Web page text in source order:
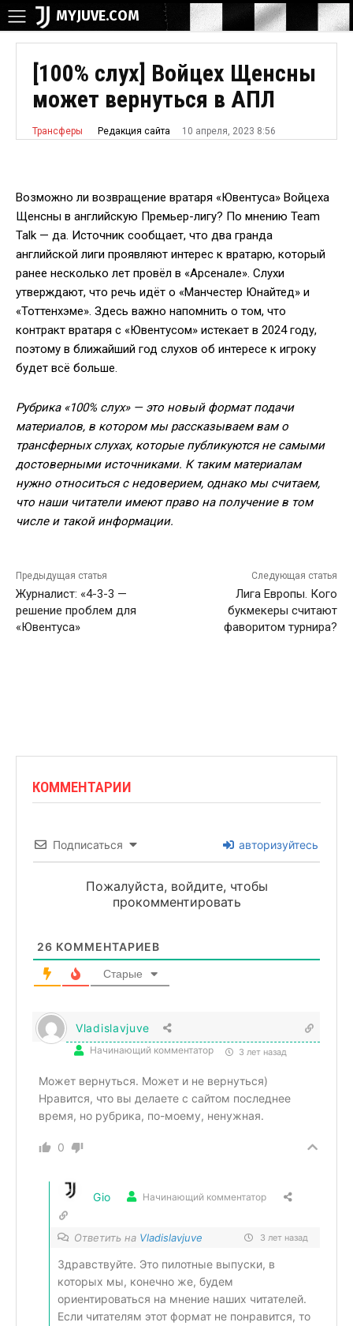
MYJUVE.COM
[100% слух] Войцех Щенсны
может вернуться в АПЛ
Трансферы Редакция сайта 10 апреля, 2023 8:56
Возможно ли возвращение вратаря «Ювентуса» Войцеха
Щенсны в английскую Премьер-лигу? По мнению Team
Talk — да. Источник сообщает, что два гранда
английской лиги проявляют интерес к вратарю, который
ранее несколько лет провёл в «Арсенале». Слухи
утверждают, что речь идёт о «Манчестер Юнайтед» и
«Тоттенхэме». Здесь важно напомнить о том, что
контракт вратаря с «Ювентусом» истекает в 2024 году,
поэтому в ближайший год слухов об интересе к игроку
будет всё больше.
Рубрика «100% слух» — это новый формат подачи
материалов, в котором мы рассказываем вам о
трансферных слухах, которые публикуются не самыми
достоверными источниками. К таким материалам
нужно относиться с недоверием, однако мы считаем,
что наши читатели имеют право на получение в том
числе и такой информации.
Предыдущая статья
Журналист: «4-3-3 —
решение проблем для
«Ювентуса»
Следующая статья
Лига Европы. Кого
букмекеры считают
фаворитом турнира?
КОММЕНТАРИИ
Подписаться авторизуйтесь
Пожалуйста, войдите, чтобы
прокомментировать
26 КОММЕНТАРИЕВ
Старые
Vladislavjuve
Начинающий комментатор 3 лет назад
Может вернуться. Может и не вернуться)
Нравится, что вы делаете с сайтом последнее
время, но рубрика, по-моему, ненужная.
0
Gio Начинающий комментатор
Ответить на Vladislavjuve 3 лет назад
Здравствуйте. Это пилотные выпуски, в
которых мы, конечно же, будем
ориентироваться на мнение наших читателей.
Если читателям этот формат не понравится, то